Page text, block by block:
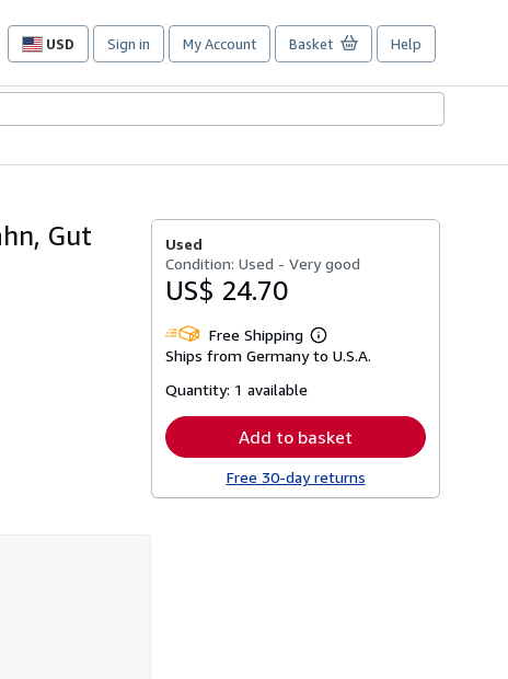
USD
Site
preferences
Sign in My Account Basket Help
Gut
Used
Condition: Used - Very good
US$ 24.70
Free Shipping
Learn
more
Ships from Germany to U.S.A.
Quantity: 1 available
Add to basket
Free 30-day returns